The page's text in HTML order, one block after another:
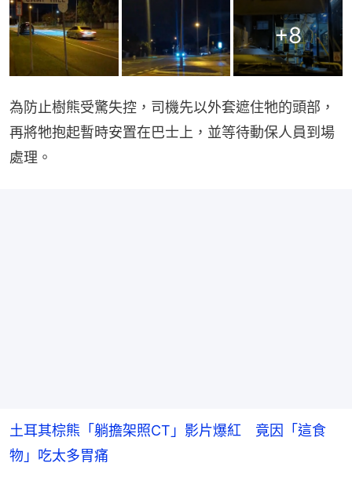
+8
為防止樹熊受驚失控，司機先以外套遮住牠的頭部，
再將牠抱起暫時安置在巴士上，並等待動保人員到場
處理。
土耳其棕熊「躺擔架照CT」影片爆紅 竟因「這食
物」吃太多胃痛